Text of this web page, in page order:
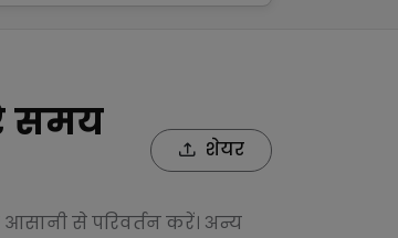
समय
शेयर
से परिवर्तन करें। अन्य